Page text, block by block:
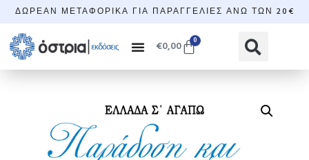
ΔΩΡΕΆΝ ΜΕΤΑΦΟΡΙΚΆ ΓΙΑ ΠΑΡΑΓΓΕΛΊΕΣ ΆΝΩ ΤΩΝ 20€
€0,00 0